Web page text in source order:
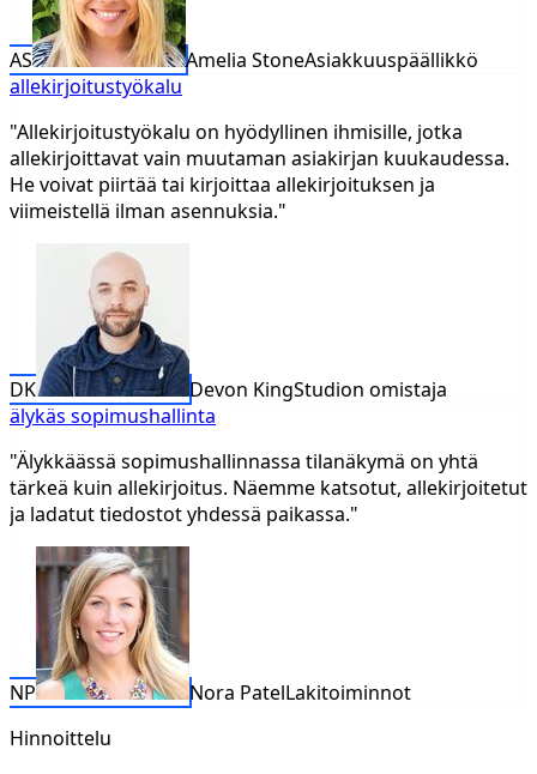
AS Amelia StoneAsiakkuuspäällikkö
allekirjoitustyökalu
"Allekirjoitustyökalu on hyödyllinen ihmisille, jotka
allekirjoittavat vain muutaman asiakirjan kuukaudessa.
He voivat piirtää tai kirjoittaa allekirjoituksen ja
viimeistellä ilman asennuksia."
DK Devon KingStudion omistaja
älykäs sopimushallinta
"Älykkäässä sopimushallinnassa tilanäkymä on yhtä
tärkeä kuin allekirjoitus. Näemme katsotut, allekirjoitetut
ja ladatut tiedostot yhdessä paikassa."
NP Nora PatelLakitoiminnot
Hinnoittelu